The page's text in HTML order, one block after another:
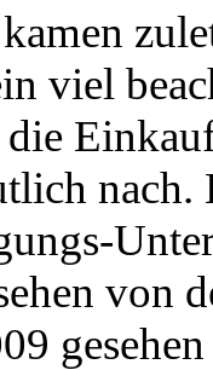
viel
nach.
von